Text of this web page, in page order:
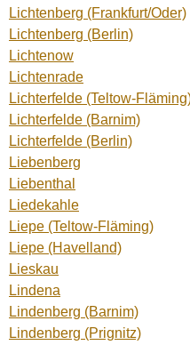
Lichtenberg (Frankfurt/Oder)
Lichtenberg (Berlin)
Lichtenow
Lichtenrade
Lichterfelde (Teltow-
Lichterfelde (Barnim)
Lichterfelde (Berlin)
Liebenberg
Liebenthal
Liedekahle
Liepe (Teltow-Fläming)
Liepe (Havelland)
Lieskau
Lindena
Lindenberg (Barnim)
Lindenberg (Prignitz)